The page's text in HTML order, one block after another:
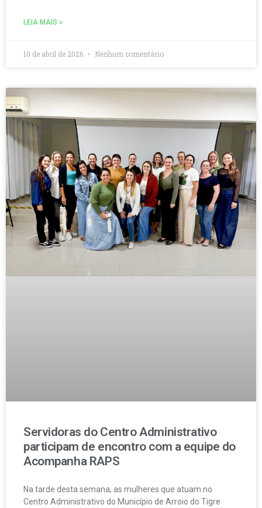
LEIA MAIS »
10 de abril de 2026 Nenhum comentário
Servidoras do Centro Administrativo
participam de encontro com a equipe do
Acompanha RAPS
Na tarde desta semana, as mulheres que atuam no
Centro Administrativo do Município de Arroio do Tigre